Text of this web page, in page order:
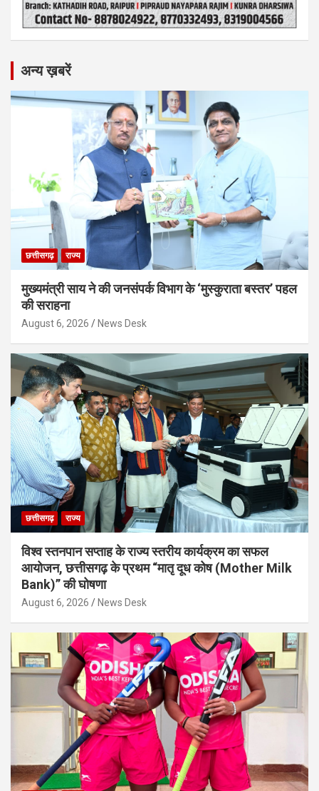
अन्य ख़बरें
छत्तीसगढ़ राज्य
मुख्यमंत्री साय ने की जनसंपर्क विभाग के ‘मुस्कुराता बस्तर’ पहल
की सराहना
August 6, 2026 News Desk
छत्तीसगढ़ राज्य
विश्व स्तनपान सप्ताह के राज्य स्तरीय कार्यक्रम का सफल
आयोजन, छत्तीसगढ़ के प्रथम “मातृ दूध कोष (Mother Milk
Bank)” की घोषणा
August 6, 2026 News Desk